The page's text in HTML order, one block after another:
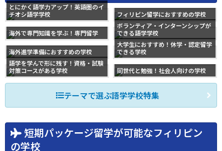
とにかく語学力アップ！英語圏のイ
チオシ語学学校
フィリピン留学におすすめの学校
海外で専門知識を学ぶ！専門留学
ボランティア・インターンシップが
できる語学学校
海外進学準備におすすめの学校
大学生におすすめ！休学・認定留学
できる学校
語学を学んで形に残す！資格・試験
対策コースがある学校
同世代と勉強！社会人向けの学校
テーマで選ぶ語学学校特集
短期パッケージ留学が可能なフィリピン
の学校